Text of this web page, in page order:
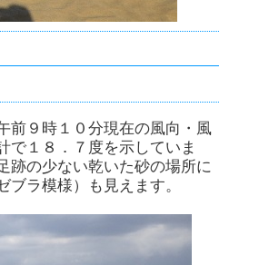
前９時１０分現在の風向・風
で１８．７度を示していま
跡の少ない乾いた砂の場所に
ラ模様）も見えます。